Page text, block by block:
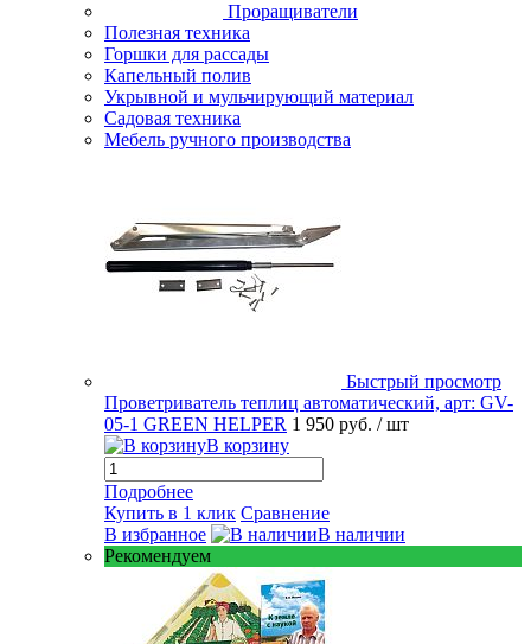
Проращиватели
Полезная техника
Горшки для рассады
Капельный полив
Укрывной и мульчирующий материал
Садовая техника
Мебель ручного производства
Быстрый просмотр
Проветриватель теплиц автоматический, арт: GV-
05-1 GREEN HELPER 1 950 руб. / шт
В корзину
Подробнее
Купить в 1 клик Сравнение
В избранное
В наличии
Рекомендуем